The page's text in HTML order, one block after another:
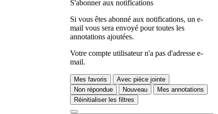
S'abonner aux notifications
Si vous êtes abonné aux notifications, un e-
mail vous sera envoyé pour toutes les
annotations ajoutées.
Votre compte utilisateur n'a pas d'adresse e-
mail.
Mes favoris
Avec pièce jointe
Non répondue
Nouveau
Mes annotations
Réinitialiser les filtres